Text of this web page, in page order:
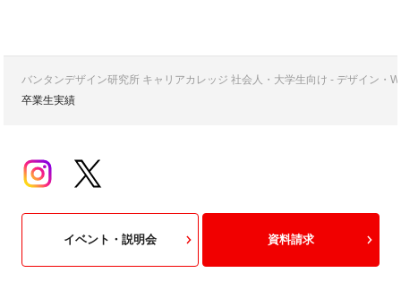
バンタンデザイン研究所 キャリアカレッジ 社会人・大学生向け - デザイン・
卒業生実績
イベント・説明会 資料請求